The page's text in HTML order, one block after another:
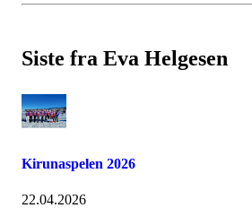
Siste fra Eva Helgesen
Kirunaspelen 2026
22.04.2026